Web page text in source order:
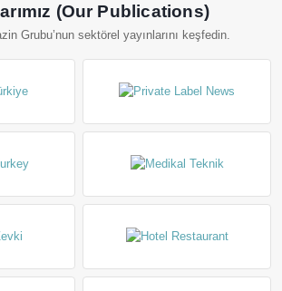
(Our Publications)
Grubu’nun sektörel yayınlarını keşfedin.